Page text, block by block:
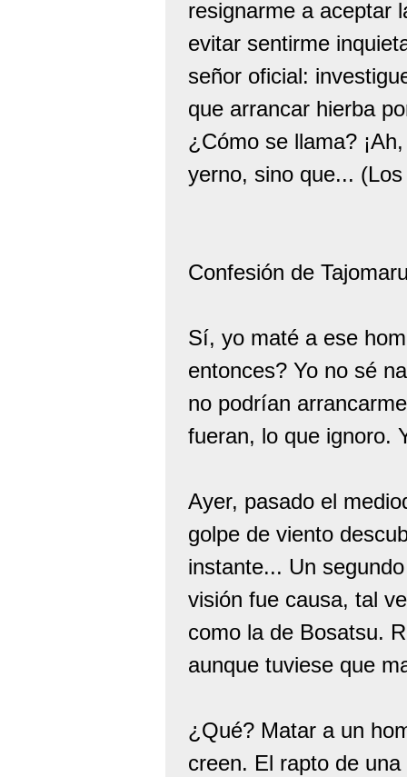
resignarme a aceptar
evitar sentirme
señor oficial:
que arrancar hierba
¿Cómo se llama?
yerno, sino que...
Confesión de
Sí, yo maté a ese
entonces? Yo no sé
no podrían
fueran, lo que ignoro.
Ayer, pasado el
golpe de viento
instante... Un
visión fue causa, tal
como la de Bosatsu.
aunque tuviese que
¿Qué? Matar a un
creen. El rapto de